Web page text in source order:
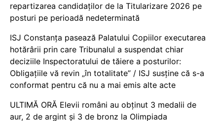
repartizarea candidaților de la Titularizare 2026 pe
posturi pe perioadă nedeterminată
ISJ Constanța pasează Palatului Copiilor executarea
hotărârii prin care Tribunalul a suspendat chiar
deciziile Inspectoratului de tăiere a posturilor:
Obligațiile vă revin „în totalitate” / ISJ susține că s-a
conformat pentru că nu a mai emis alte acte
ULTIMĂ ORĂ Elevii români au obținut 3 medalii de
aur, 2 de argint și 3 de bronz la Olimpiada